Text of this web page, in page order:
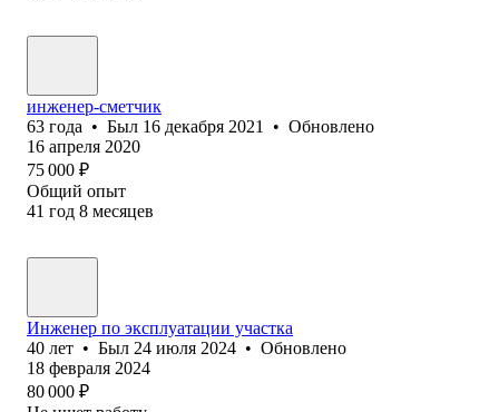
инженер-сметчик
63 года • Был 16 декабря 2021 • Обновлено
16 апреля 2020
75 000 ₽
Общий опыт
41 год 8 месяцев
Инженер по эксплуатации участка
40 лет • Был 24 июля 2024 • Обновлено
18 февраля 2024
80 000 ₽